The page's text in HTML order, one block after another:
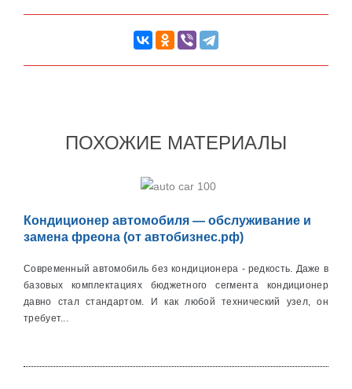
ПОХОЖИЕ МАТЕРИАЛЫ
Кондиционер автомобиля — обслуживание и
замена фреона (от автобизнес.рф)
Современный автомобиль без кондиционера - редкость. Даже в
базовых комплектациях бюджетного сегмента кондиционер
давно стал стандартом. И как любой технический узел, он
требует...